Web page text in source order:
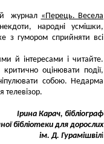
журнал «Перець. Весела
народні усмішки,
з гумором сприйняти всі
й інтересами і читайте.
оцінювати події,
собою. Недарма
телевізор.
Ірина Карач, бібліограф
бібліотеки для дорослих
ім. Д. Гурамішвілі